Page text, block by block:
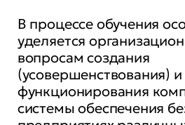
В процессе обучения
уделяется
вопросам создания
(усовершенствования)
функционирования
системы обеспечения